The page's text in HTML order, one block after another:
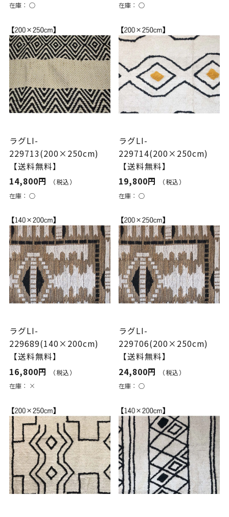
在庫： ○
在庫：○
ラグLI-
229713(200×250cm)
【送料無料】
14,800円
（税込）
在庫： ○
ラグLI-
229714(200×250cm)
【送料無料】
19,800円
（税込）
在庫：○
ラグLI-
229689(140×200cm)
【送料無料】
16,800円
（税込）
在庫： ×
ラグLI-
229706(200×250cm)
【送料無料】
24,800円
（税込）
在庫：○